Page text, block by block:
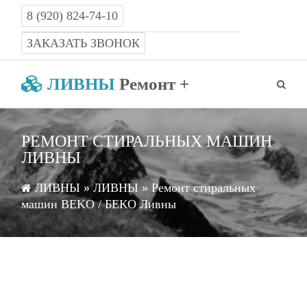
8 (920) 824-74-10
Работаем с 8-00 до 22-00 без выходных
ЗАКАЗАТЬ ЗВОНОК
ЛИВНЫ Ремонт +
РЕМОНТ СТИРАЛЬНЫХ МАШИН
ЛИВНЫ
ЛИВНЫ »ЛИВНЫ» Ремонт стиральных
машин BEKO / БЕКО Ливны